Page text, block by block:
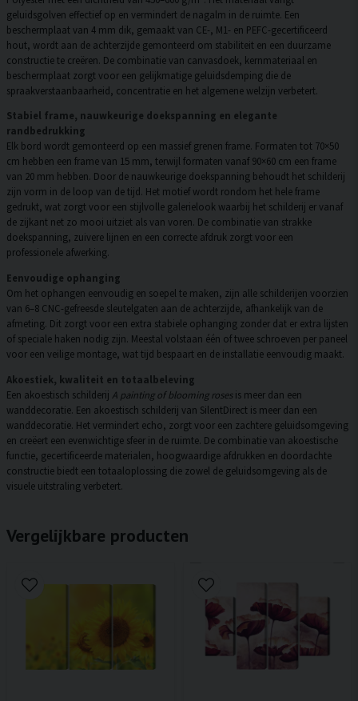
geluidsgolven effectief op en vermindert de nagalm in de ruimte. Een
beschermplaat van 4 mm dik, gemaakt van CE-, M1- en PEFC-gecertificeerd
hout, wordt aan de achterzijde gemonteerd om stabiliteit en een duurzame
constructie te creëren. De combinatie van canvasdoek, kernmateriaal en
beschermplaat zorgt voor een gelijkmatige geluidsdemping die de
spraakverstaanbaarheid, concentratie en het algemene welzijn verbetert.
Stabiel frame, nauwkeurige doekspanning en elegante
randbedrukking
Elk bord wordt gemonteerd op een massief grenen frame. Formaten tot 70×50
cm hebben een frame van 15 mm, terwijl formaten vanaf 90×60 cm een frame
van 20 mm hebben. Door de nauwkeurige doekspanning behoudt het schilderij
zijn vorm in de loop van de tijd. Het motief wordt rondom het hele frame
gedrukt, wat zorgt voor een stijlvolle galerielook waarbij het schilderij er vanaf
de zijkant net zo mooi uitziet als van voren. De combinatie van strakke
doekspanning, zuivere lijnen en een correcte afdruk zorgt voor een
professionele afwerking.
Eenvoudige ophanging
Om het ophangen eenvoudig en soepel te maken, zijn alle schilderijen voorzien
van 6–8 CNC-gefreesde sleutelgaten aan de achterzijde, afhankelijk van de
afmeting. Dit zorgt voor een extra stabiele ophanging zonder dat er extra lijsten
of speciale haken nodig zijn. Meestal volstaan één of twee schroeven per paneel
voor een veilige montage, wat tijd bespaart en de installatie eenvoudig maakt.
Akoestiek, kwaliteit en totaalbeleving
Een akoestisch schilderij A painting of blooming rosesis meer dan een
wanddecoratie. Een akoestisch schilderij van SilentDirect is meer dan een
wanddecoratie. Het vermindert echo, zorgt voor een zachtere geluidsomgeving
en creëert een evenwichtige sfeer in de ruimte. De combinatie van akoestische
functie, gecertificeerde materialen, hoogwaardige afdrukken en doordachte
constructie biedt een totaaloplossing die zowel de geluidsomgeving als de
visuele uitstraling verbetert.
Vergelijkbare producten